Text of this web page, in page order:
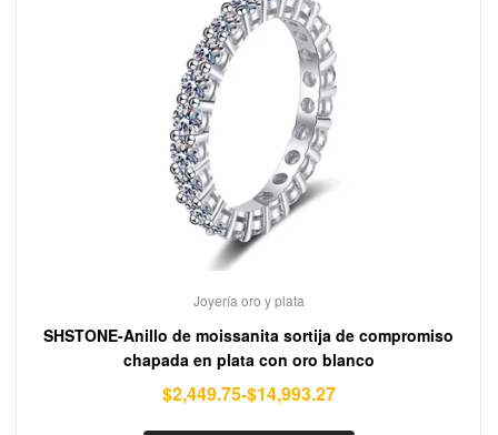
Joyería oro y plata
SHSTONE-Anillo de moissanita sortija de compromiso
chapada en plata con oro blanco
$2,449.75-$14,993.27